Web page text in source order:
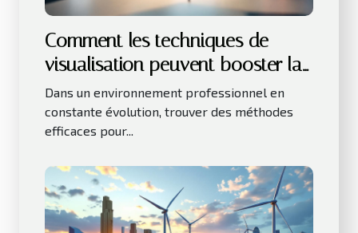
Comment les techniques de
visualisation peuvent booster la
productivité au travail ?
Dans un environnement professionnel en
constante évolution, trouver des méthodes
efficaces pour...